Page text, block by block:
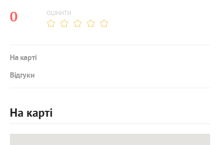
0 ОЦІНИТИ
На карті
Відгуки
На карті